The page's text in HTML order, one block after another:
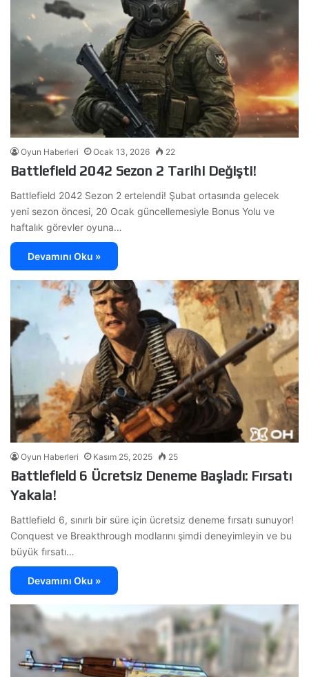
Oyun Haberleri Ocak 13, 2026 22
Battlefield 2042 Sezon 2 Tarihi Değişti!
Battlefield 2042 Sezon 2 ertelendi! Şubat ortasında gelecek
yeni sezon öncesi, 20 Ocak güncellemesiyle Bonus Yolu ve
haftalık görevler oyuna…
Devamını Oku »
Oyun Haberleri Kasım 25, 2025 25
Battlefield 6 Ücretsiz Deneme Başladı: Fırsatı
Yakala!
Battlefield 6, sınırlı bir süre için ücretsiz deneme fırsatı sunuyor!
Conquest ve Breakthrough modlarını şimdi deneyimleyin ve bu
büyük fırsatı…
Devamını Oku »